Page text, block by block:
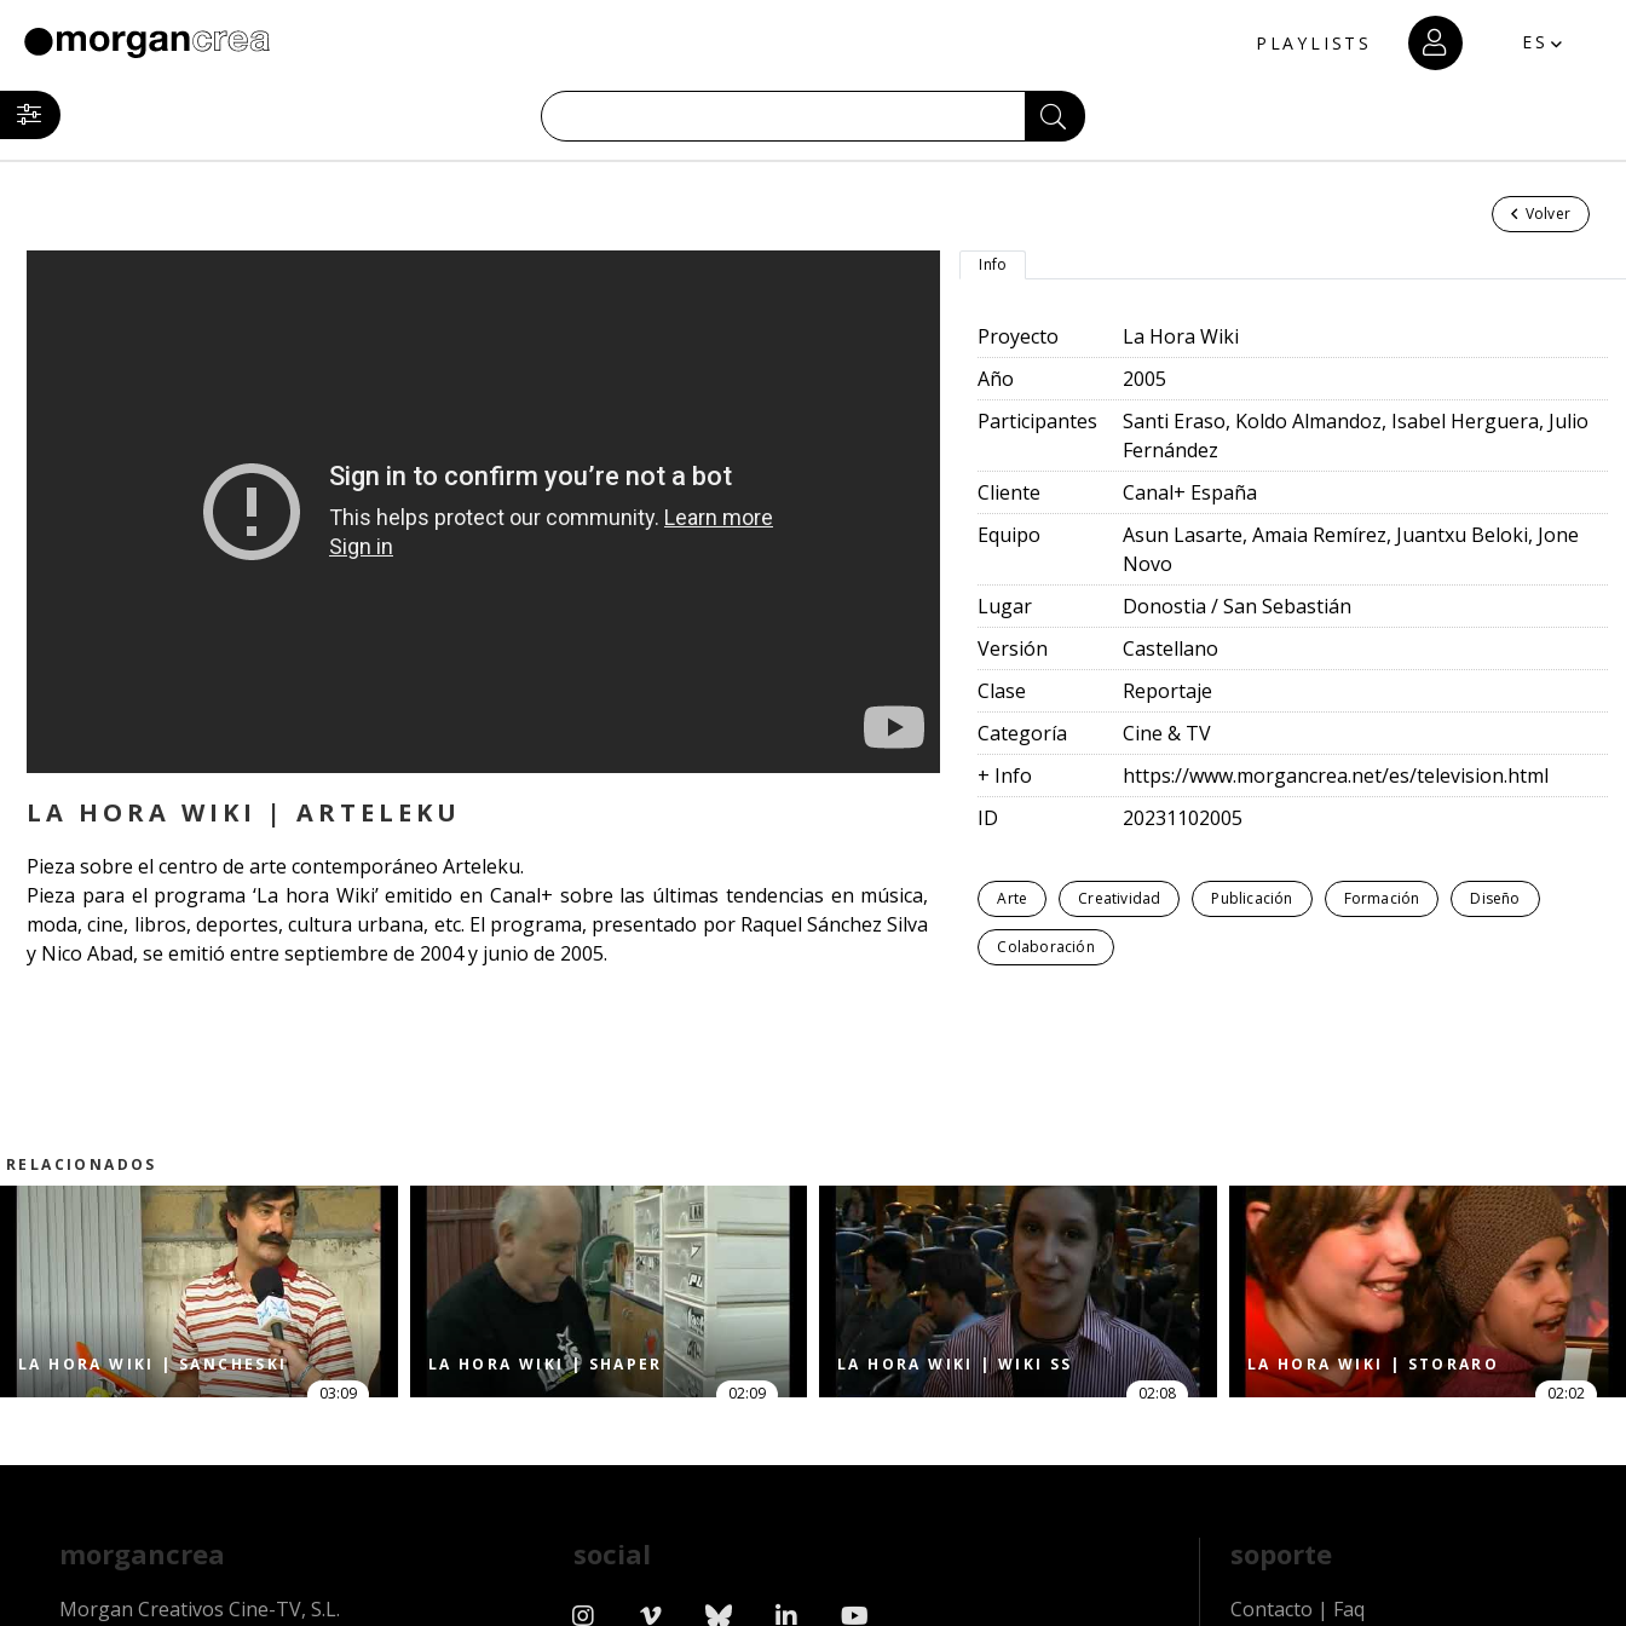
PLAYLISTS ES
Volver
LA HORA WIKI | ARTELEKU
Pieza sobre el centro de arte contemporáneo Arteleku.
Pieza para el programa ‘La hora Wiki’ emitido en Canal+ sobre las últimas tendencias en música,
moda, cine, libros, deportes, cultura urbana, etc. El programa, presentado por Raquel Sánchez Silva
y Nico Abad, se emitió entre septiembre de 2004 y junio de 2005.
Info
Proyecto
La Hora Wiki
Año
2005
Participantes
Santi Eraso, Koldo Almandoz, Isabel Herguera, Julio
Fernández
Cliente
Canal+ España
Equipo
Asun Lasarte, Amaia Remírez, Juantxu Beloki, Jone
Novo
Lugar
Donostia / San Sebastián
Versión
Castellano
Clase
Reportaje
Categoría
Cine & TV
+ Info
https://www.morgancrea.net/es/television.html
ID
20231102005
Arte Creatividad Publicación Formación Diseño
Colaboración
RELACIONADOS
LA HORA WIKI | SANCHESKI
03:09
LA HORA WIKI | SHAPER
02:09
LA HORA WIKI | WIKI SS
02:08
LA HORA WIKI | STORARO
02:02
morgancrea
Morgan Creativos Cine-TV, S.L.
social soporte
Contacto | Faq